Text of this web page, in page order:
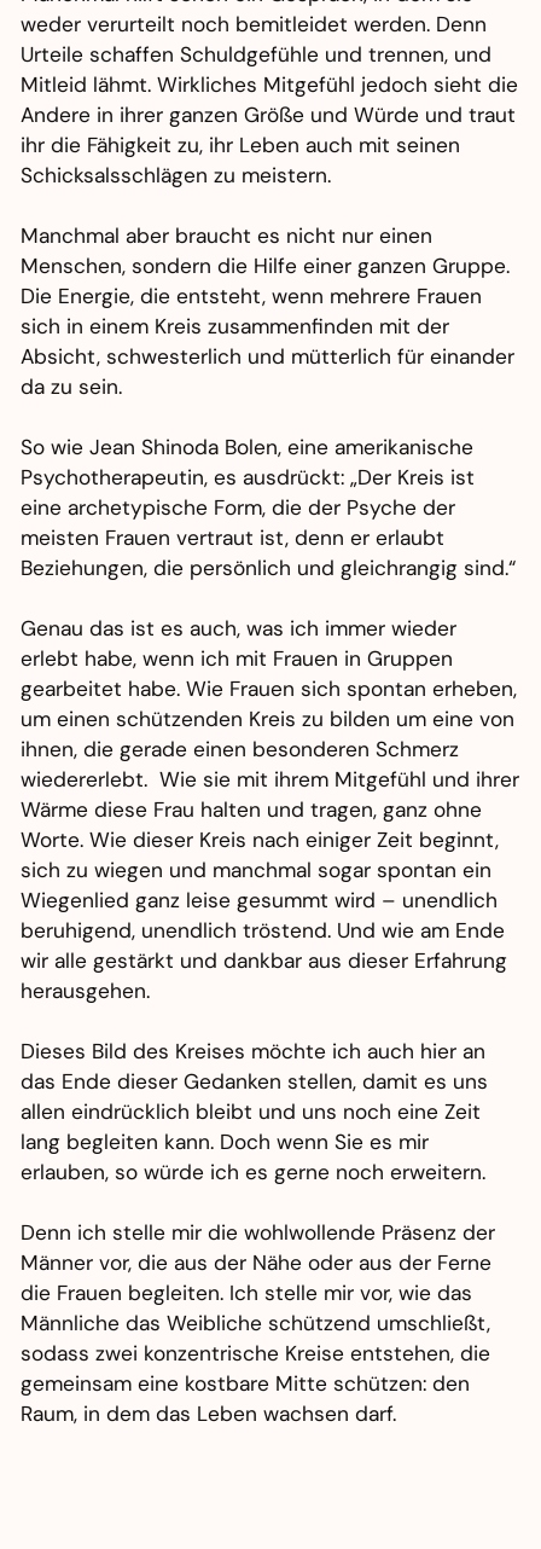
weder verurteilt noch bemitleidet werden. Denn
Urteile schaffen Schuldgefühle und trennen, und
Mitleid lähmt. Wirkliches Mitgefühl jedoch sieht die
Andere in ihrer ganzen Größe und Würde und traut
ihr die Fähigkeit zu, ihr Leben auch mit seinen
Schicksalsschlägen zu meistern.
Manchmal aber braucht es nicht nureinen
Menschen, sondern die Hilfe einer ganzen Gruppe.
Die Energie, die entsteht, wenn mehrere Frauen
sich in einem Kreis zusammenfinden mit der
Absicht, schwesterlich und mütterlich für einander
da zu sein.
So wie Jean Shinoda Bolen, eine amerikanische
Psychotherapeutin, es ausdrückt: „Der Kreis ist
eine archetypische Form, die der Psyche der
meisten Frauen vertraut ist, denn er erlaubt
Beziehungen, die persönlich und gleichrangig sind.“
Genau das ist es auch, was ich immer wieder
erlebt habe, wenn ich mit Frauen in Gruppen
gearbeitet habe. Wie Frauen sich spontan erheben,
um einen schützenden Kreis zu bilden um eine von
ihnen, die gerade einen besonderen Schmerz
wiedererlebt. Wie sie mit ihrem Mitgefühl und ihrer
Wärme diese Frau halten und tragen, ganz ohne
Worte. Wie dieser Kreis nach einiger Zeit beginnt,
sich zu wiegen und manchmal sogar spontan ein
Wiegenlied ganz leise gesummt wird – unendlich
beruhigend, unendlich tröstend. Und wie am Ende
wir alle gestärkt und dankbar aus dieser Erfahrung
herausgehen.
Dieses Bild des Kreises möchte ich auch hier an
das Ende dieser Gedanken stellen, damit es uns
allen eindrücklich bleibt und uns noch eine Zeit
lang begleiten kann. Doch wenn Sie es mir
erlauben, so würde ich es gerne noch erweitern.
Denn ich stelle mir die wohlwollende Präsenz der
Männer vor, die aus der Nähe oder aus der Ferne
die Frauen begleiten. Ich stelle mir vor, wie das
Männliche das Weibliche schützend umschließt,
sodass zwei konzentrische Kreise entstehen, die
gemeinsam eine kostbare Mitte schützen: den
Raum, in dem das Leben wachsen darf.